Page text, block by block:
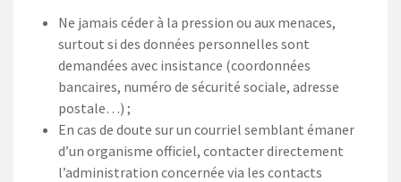
Ne jamais céder à la pression ou aux menaces,
surtout si des données personnelles sont
demandées avec insistance (coordonnées
bancaires, numéro de sécurité sociale, adresse
postale…) ;
En cas de doute sur un courriel semblant émaner
d’un organisme officiel, contacter directement
l’administration concernée via les contacts